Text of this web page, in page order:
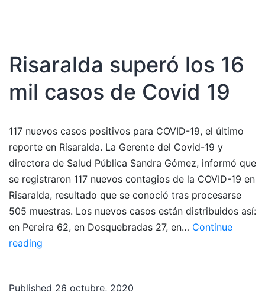
Zuluaga
Risaralda superó los 16
mil casos de Covid 19
117 nuevos casos positivos para COVID-19, el último
reporte en Risaralda. La Gerente del Covid-19 y
directora de Salud Pública Sandra Gómez, informó que
se registraron 117 nuevos contagios de la COVID-19 en
Risaralda, resultado que se conoció tras procesarse
505 muestras. Los nuevos casos están distribuidos así:
en Pereira 62, en Dosquebradas 27, en… Continue
reading
Published 26 octubre, 2020